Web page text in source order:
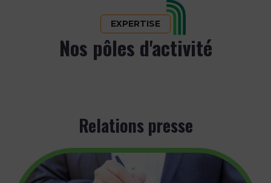
EXPERTISE
Nos pôles d'activité
Relations presse